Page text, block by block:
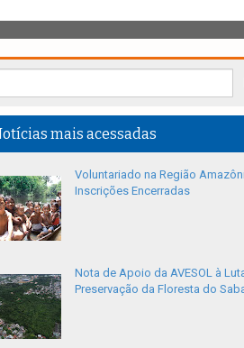
mais acessadas
Voluntariado na Região
Inscrições Encerradas
Nota de Apoio da AVESOL à
Preservação da Floresta do